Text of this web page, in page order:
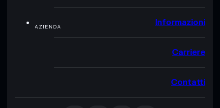
AZIENDA Informazioni
Carriere
Contatti